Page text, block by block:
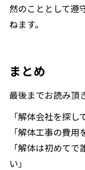
然のこととして遵
ねます。
まとめ
最後までお読み頂
「解体会社を探し
「解体工事の費用
「解体は初めて
い」